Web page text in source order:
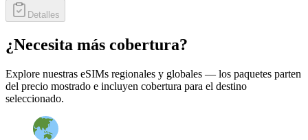
Detalles
¿Necesita más cobertura?
Explore nuestras eSIMs regionales y globales — los paquetes parten
del precio mostrado e incluyen cobertura para el destino
seleccionado.